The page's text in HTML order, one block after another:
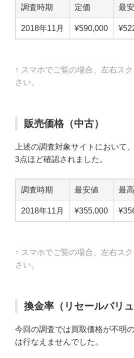
調査時期 定価 最
2018年11月 ¥590,000
↑ スマホでご覧の場合、左右ス
さい。
販売価格（中古）
上述の調査対象サイトにおいて
3点ほど確認されました。
調査時期 最安値 最
2018年11月 ¥355,000
↑ スマホでご覧の場合、左右ス
さい。
換金率（リセールバリュ
今回の調査では買取価格が不明
は行なえませんでした。